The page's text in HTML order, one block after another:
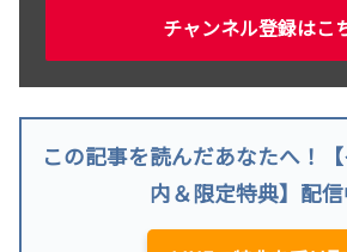
チャンネル登録はこ
この記事を読んだあなたへ！
内＆限定特典】配信